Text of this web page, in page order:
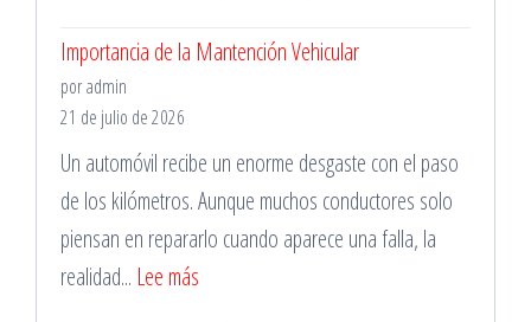
Servicios
Cerca
de
Tí
Importancia de la Mantención Vehicular
por admin
21 de julio de 2026
Un automóvil recibe un enorme desgaste con el paso
de los kilómetros. Aunque muchos conductores solo
piensan en repararlo cuando aparece una falla, la
realidad... Lee más